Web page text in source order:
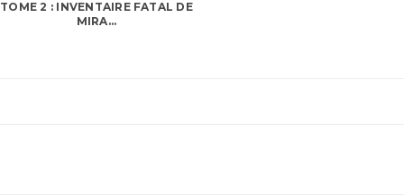
TOME 2 : INVENTAIRE FATAL DE
MIRA...